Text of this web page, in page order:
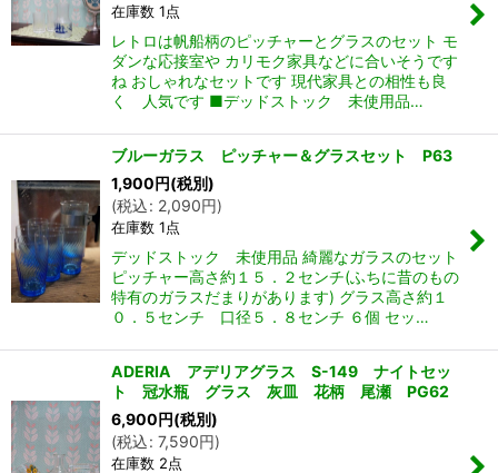
在庫数 1点
レトロは帆船柄のピッチャーとグラスのセット モ
ダンな応接室や カリモク家具などに合いそうです
ね おしゃれなセットです 現代家具との相性も良
く 人気です ■デッドストック 未使用品…
ブルーガラス ピッチャー＆グラスセット P63
1,900円(税別)
(税込: 2,090円)
在庫数 1点
デッドストック 未使用品 綺麗なガラスのセット
ピッチャー高さ約１５．２センチ(ふちに昔のもの
特有のガラスだまりがあります) グラス高さ約１
０．５センチ 口径５．８センチ ６個 セッ…
ADERIA アデリアグラス S-149 ナイトセッ
ト 冠水瓶 グラス 灰皿 花柄 尾瀬 PG62
6,900円(税別)
(税込: 7,590円)
在庫数 2点